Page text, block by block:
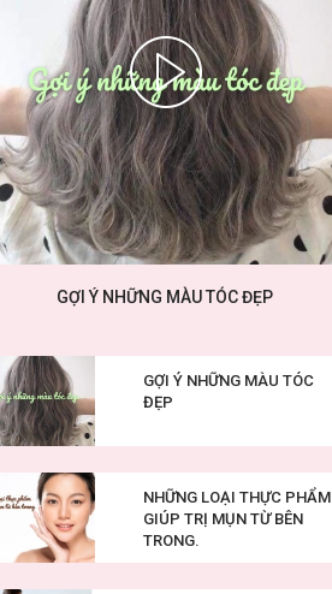
GỢI Ý NHỮNG MÀU TÓC ĐẸP
GỢI Ý NHỮNG MÀU TÓC
ĐẸP
NHỮNG LOẠI THỰC PHẨM
GIÚP TRỊ MỤN TỪ BÊN
TRONG.